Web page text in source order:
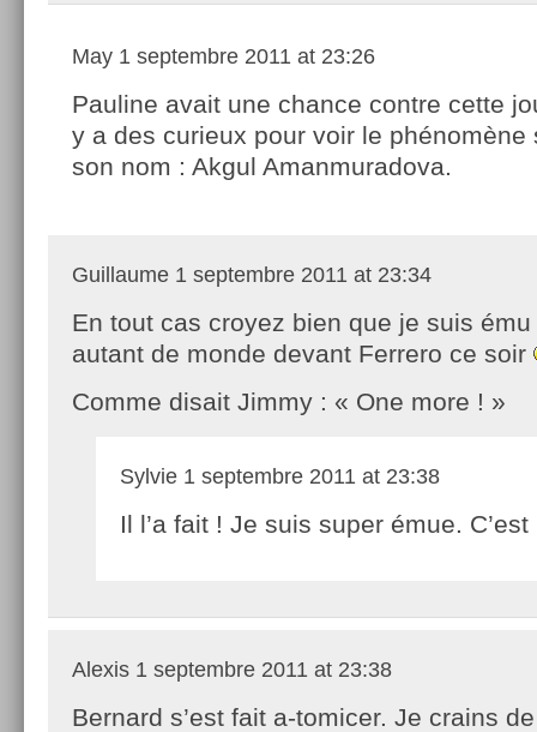
May 1 septembre 2011 at 23:26
Pauline avait une chance contre cette
y a des curieux pour voir le phénomène
son nom : Akgul Amanmuradova.
Guillaume 1 septembre 2011 at 23:34
En tout cas croyez bien que je suis
autant de monde devant Ferrero ce soir
Comme disait Jimmy : « One more ! »
Sylvie 1 septembre 2011 at 23:38
Il l’a fait ! Je suis super émue.
Alexis 1 septembre 2011 at 23:38
Bernard s’est fait a-tomicer. Je crains